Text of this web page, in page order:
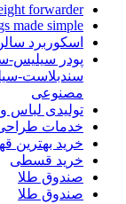
forwarder
made simple
اسکوربرد
پودر سیلیس-
سندبلاست-
مصنوعی
تولیدی لباس
خدمات
خرید بهترین
خرید قسطی
صندوق طلا
صندوق طلا